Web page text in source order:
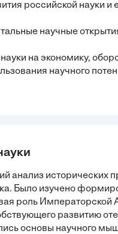
российской науки и
научные
на экономику,
научного
анализ исторических
Было изучено
роль Императорской
развитию
основы научного